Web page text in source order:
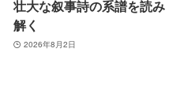
壮大な叙事詩の系譜を読み
解く
2026年8月2日